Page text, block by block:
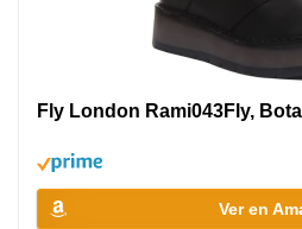
Fly London Rami043Fly,
Ver en